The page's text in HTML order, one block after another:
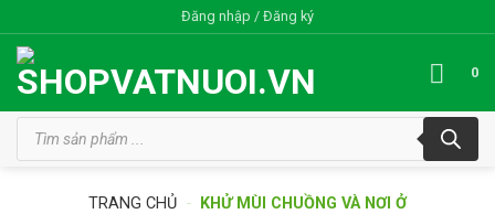
qua
nội
dung
Đăng nhập / Đăng ký
0
Tìm
kiếm
phẩm
TRANG CHỦ - KHỬ MÙI CHUỒNG VÀ NƠI Ở